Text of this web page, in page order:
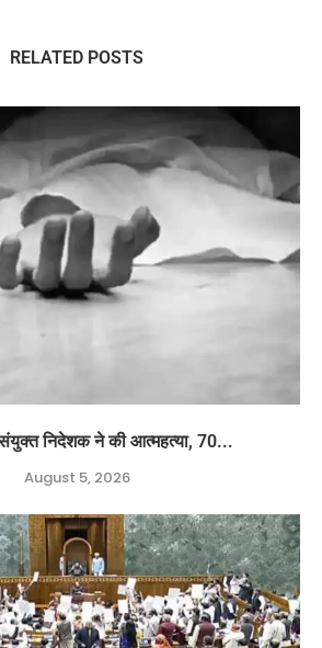
RELATED POSTS
निदेशक ने की आत्महत्या, 70...
August 5, 2026